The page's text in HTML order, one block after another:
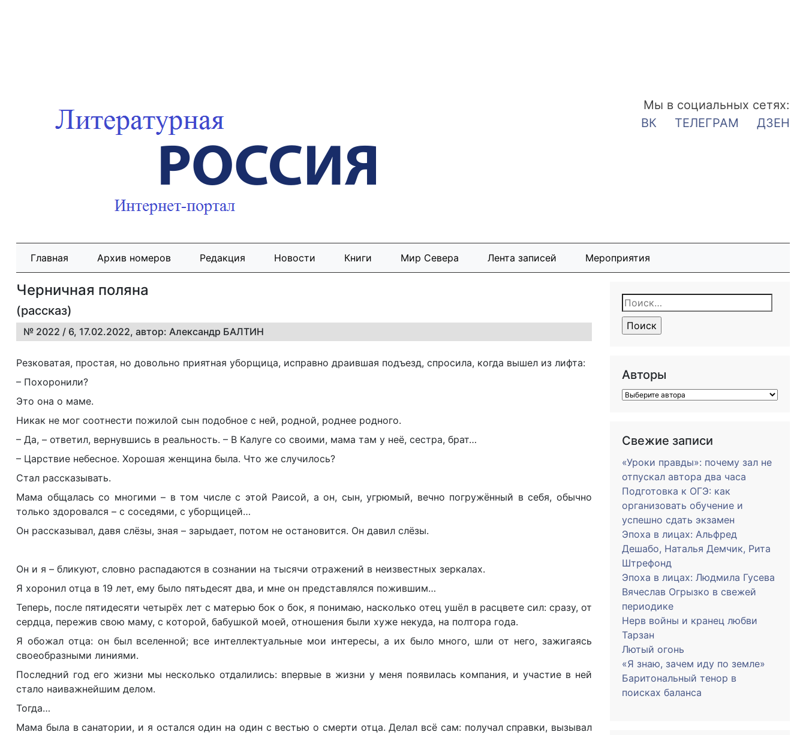
Мы в социальных сетях:
ВК
ТЕЛЕГРАМ ДЗЕН
Главная Архив номеров Редакция Новости Книги Мир Севера Лента записей Мероприятия
Черничная поляна
(рассказ)
№ 2022 / 6, 17.02.2022, автор: Александр БАЛТИН
Резковатая, простая, но довольно приятная уборщица, исправно драившая подъезд, спросила, когда вышел из лифта:
– Похоронили?
Это она о маме.
Никак не мог соотнести пожилой сын подобное с ней, родной, роднее родного.
– Да, – ответил, вернувшись в реальность. – В Калуге со своими, мама там у неё, сестра, брат…
– Царствие небесное. Хорошая женщина была. Что же случилось?
Стал рассказывать.
Мама общалась со многими – в том числе с этой Раисой, а он, сын, угрюмый, вечно погружённый в себя, обычно
только здоровался – с соседями, с уборщицей…
Он рассказывал, давя слёзы, зная – зарыдает, потом не остановится. Он давил слёзы.
Он и я – бликуют, словно распадаются в сознании на тысячи отражений в неизвестных зеркалах.
Я хоронил отца в 19 лет, ему было пятьдесят два, и мне он представлялся пожившим…
Теперь, после пятидесяти четырёх лет с матерью бок о бок, я понимаю, насколько отец ушёл в расцвете сил: сразу, от
сердца, пережив свою маму, с которой, бабушкой моей, отношения были хуже некуда, на полтора года.
Я обожал отца: он был вселенной; все интеллектуальные мои интересы, а их было много, шли от него, зажигаясь
своеобразными линиями.
Последний год его жизни мы несколько отдалились: впервые в жизни у меня появилась компания, и участие в ней
стало наиважнейшим делом.
Тогда…
Мама была в санатории, и я остался один на один с вестью о смерти отца. Делал всё сам: получал справки, вызывал
Найти:
Авторы
Свежие записи
«Уроки правды»: почему зал не
отпускал автора два часа
Подготовка к ОГЭ: как
организовать обучение и
успешно сдать экзамен
Эпоха в лицах: Альфред
Дешабо, Наталья Демчик, Рита
Штрефонд
Эпоха в лицах: Людмила Гусева
Вячеслав Огрызко в свежей
периодике
Нерв войны и кранец любви
Тарзан
Лютый огонь
«Я знаю, зачем иду по земле»
Баритональный тенор в
поисках баланса